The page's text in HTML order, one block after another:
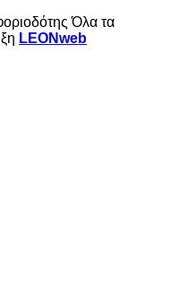
Όλα τα
LEONweb